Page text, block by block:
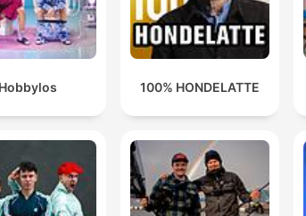
100% HONDELATTE